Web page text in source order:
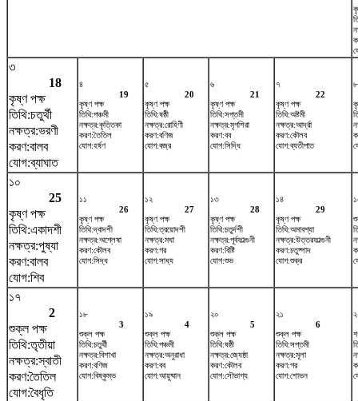
৩
18
কৃষ্ণ পক্ষ
তিথি:চতুর্থী
নক্ষত্র:ভরণী
করণ:বালব
যোগ:ব্যাঘাত
৪
19
কৃষ্ণ পক্ষ
তিথি:পঞ্চমী
নক্ষত্র:কৃত্তিকা
করণ:তৈতিল
যোগ:হর্ষণ
৫
20
কৃষ্ণ পক্ষ
তিথি:ষষ্ঠী
নক্ষত্র:রোহিণী
করণ:বণিজ
যোগ:বজ্র
৬
21
কৃষ্ণ পক্ষ
তিথি:সপ্তমী
নক্ষত্র:মৃগশিরা
করণ:বব
যোগ:সিদ্ধি
৭
22
কৃষ্ণ পক্ষ
তিথি:অষ্টমী
নক্ষত্র:আর্দ্রা
করণ:কৌলব
যোগ:ব্যতীপাত
৮
১০
25
কৃষ্ণ পক্ষ
তিথি:একাদশী
নক্ষত্র:পুষ্যা
করণ:বালব
যোগ:শিব
১১
26
কৃষ্ণ পক্ষ
তিথি:দ্বাদশী
নক্ষত্র:অশ্লেষা
করণ:কৌলব
যোগ:সিদ্ধ
১২
27
কৃষ্ণ পক্ষ
তিথি:ত্রয়োদশী
নক্ষত্র:মঘা
করণ:গর
যোগ:সাধ্য
১৩
28
কৃষ্ণ পক্ষ
তিথি:চতুর্দশী
নক্ষত্র:পূর্বফাল্গুনী
করণ:বিষ্টি
যোগ:শুভ
১৪
29
কৃষ্ণ পক্ষ
তিথি:অমাবশ্যা
নক্ষত্র:উত্তরফাল্গুনী
করণ:চতুষ্পাদ
যোগ:শুক্র
১৭
2
শুক্ল পক্ষ
তিথি:তৃতীয়া
নক্ষত্র:স্বাতী
করণ:তৈতিল
যোগ:বৈধৃতি
১৮
3
শুক্ল পক্ষ
তিথি:চতুর্থী
নক্ষত্র:বিশাখা
করণ:বণিজ
যোগ:বিষ্কুম্ভ
১৯
4
শুক্ল পক্ষ
তিথি:পঞ্চমী
নক্ষত্র:অনুরাধা
করণ:বব
যোগ:আয়ুষ্মান
২০
5
শুক্ল পক্ষ
তিথি:ষষ্ঠী
নক্ষত্র:জ্যেষ্ঠা
করণ:কৌলব
যোগ:সৌভাগ্য
২১
6
শুক্ল পক্ষ
তিথি:সপ্তমী
নক্ষত্র:মূলা
করণ:গর
যোগ:শোভন